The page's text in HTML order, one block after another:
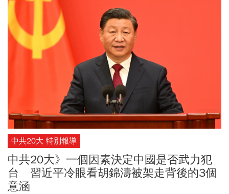
中共20大 特別報導
中共20大》一個因素決定中國是否武力犯
台 習近平冷眼看胡錦濤被架走背後的3個
意涵